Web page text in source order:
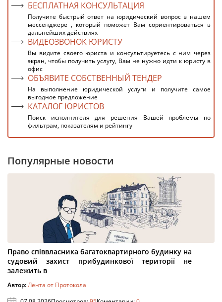
БЕСПЛАТНАЯ КОНСУЛЬТАЦИЯ
Получите быстрый ответ на юридический вопрос в нашем
мессенджере , который поможет Вам сориентироваться в
дальнейших действиях
ВИДЕОЗВОНОК ЮРИСТУ
Вы видите своего юриста и консультируетесь с ним через
экран, чтобы получить услугу, Вам не нужно идти к юристу в
офис
ОБЪЯВИТЕ СОБСТВЕННЫЙ ТЕНДЕР
На выполнение юридической услуги и получите самое
выгодное предложение
КАТАЛОГ ЮРИСТОВ
Поиск исполнителя для решения Вашей проблемы по
фильтрам, показателям и рейтингу
Популярные новости
Право співвласника багатоквартирного будинку на
судовий захист прибудинкової території не
залежить в
Автор:Лента от Протокола